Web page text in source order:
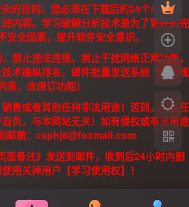
的目的。您必须在下载后的24个小时之
内容。学习破解分析技术是为了更好的完
安全因素，提升软件安全意识。
禁止违法违规，禁止干扰网络正常功能，
术操纵排名，邮件批量发送系统（需合规
表，含退订功能）
售或者其他任何非法用途！否则，产生任
负，与本网站无关！如有侵权或非法用途
邮箱：cxphj8@foxmail.com
面备注》发送到邮件，收到后24小时内删
用关掉用户【学习使用权】！